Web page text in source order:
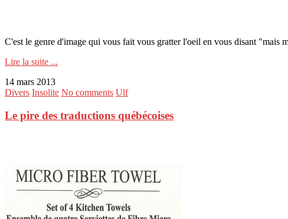
C'est le genre d'image qui vous fait vous gratter l'oeil en vous disant "mais
Lire la suite ...
14 mars 2013
Divers Insolite No comments Ulf
Le pire des traductions québécoises